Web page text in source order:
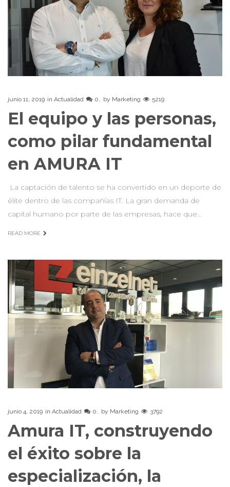
junio 11, 2019 in Actualidad 0 by Marketing 5219
El equipo y las personas,
como pilar fundamental
en AMURA IT
La captación de talento se ha convertido en un deporte de
élite dentro de las compañías IT. La gran demanda de
capital humano por parte de las empresas, hace que…
READ MORE
junio 4, 2019 in Actualidad 0 by Marketing 3792
Amura IT, construyendo
el éxito sobre la
especialización, la